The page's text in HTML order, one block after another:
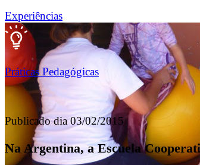
Experiências
Práticas Pedagógicas
Publicado dia 03/02/2015
Na Argentina, a Escuela